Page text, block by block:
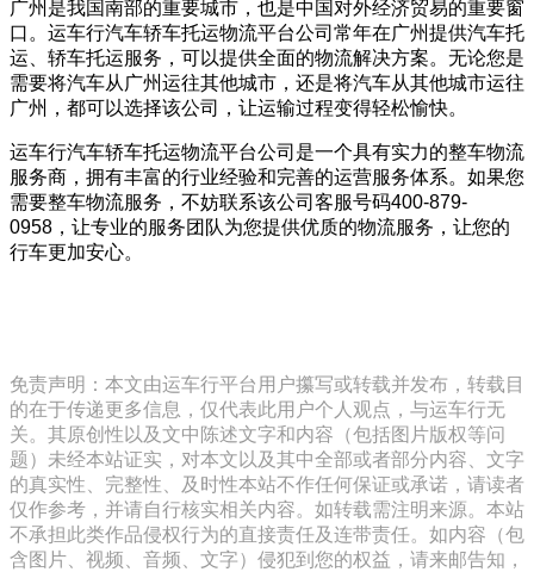
广州是我国南部的重要城市，也是中国对外经济贸易的重要窗
口。运车行汽车轿车托运物流平台公司常年在广州提供汽车托
运、轿车托运服务，可以提供全面的物流解决方案。无论您是
需要将汽车从广州运往其他城市，还是将汽车从其他城市运往
广州，都可以选择该公司，让运输过程变得轻松愉快。
运车行汽车轿车托运物流平台公司是一个具有实力的整车物流
服务商，拥有丰富的行业经验和完善的运营服务体系。如果您
需要整车物流服务，不妨联系该公司客服号码400-879-
0958，让专业的服务团队为您提供优质的物流服务，让您的
行车更加安心。
免责声明：本文由运车行平台用户攥写或转载并发布，转载目
的在于传递更多信息，仅代表此用户个人观点，与运车行无
关。其原创性以及文中陈述文字和内容（包括图片版权等问
题）未经本站证实，对本文以及其中全部或者部分内容、文字
的真实性、完整性、及时性本站不作任何保证或承诺，请读者
仅作参考，并请自行核实相关内容。如转载需注明来源。本站
不承担此类作品侵权行为的直接责任及连带责任。如内容（包
含图片、视频、音频、文字）侵犯到您的权益，请来邮告知，